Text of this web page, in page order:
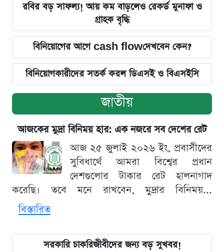
রবির বড় সাফল্য! আয় কম বাড়লেও রেকর্ড মুনাফা ও
গ্রাহক বৃদ্ধি
বিনিয়োগের আগে cash flowদেখবেন কেন?
বিনিয়োগকারীদের সতর্ক করল ডিএসই ও বিএসইসি
জাতীয়
আজকের মুদ্রা বিনিময় হার: এক নজরে সব দেশের রেট
আজ ২৫ জুলাই ২০২৬ ইং, প্রবাসীদের
সুবিধার্থে আমরা বিশ্বের প্রধান
দেশগুলোর টাকার রেট হালনাগাদ
করেছি। তবে মনে রাখবেন, মুদ্রার বিনিময়...
বিস্তারিত
সরকারি চাকরিজীবীদের জন্য বড় সুখবর!